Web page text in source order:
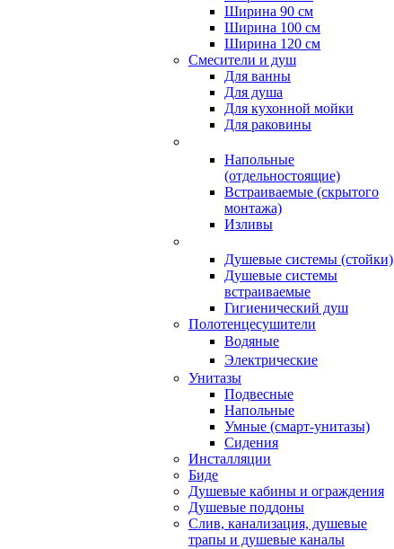
Ширина 90 см
Ширина 100 см
Ширина 120 см
Смесители и душ
Для ванны
Для душа
Для кухонной мойки
Для раковины
Напольные
(отдельностоящие)
Встраиваемые (скрытого
монтажа)
Изливы
Душевые системы (стойки)
Душевые системы
встраиваемые
Гигиенический душ
Полотенцесушители
ㅤВодяные
ㅤЭлектрические
Унитазы
Подвесные
Напольные
Умные (смарт-унитазы)
Сидения
Инсталляции
Биде
Душевые кабины и ограждения
Душевые поддоны
Слив, канализация, душевые
трапы и душевые каналы